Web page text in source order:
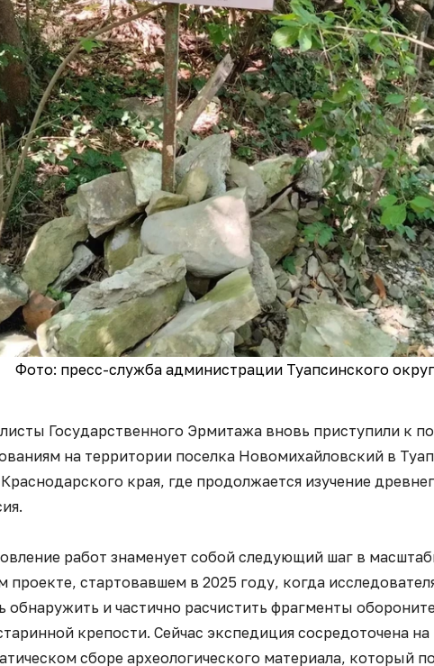
Фото: пресс-служба администрации Туапсинского
Государственного Эрмитажа вновь приступили к
на территории поселка Новомихайловский в
края, где продолжается изучение
работ знаменует собой следующий шаг в
проекте, стартовавшем в 2025 году, когда
обнаружить и частично расчистить фрагменты
крепости. Сейчас экспедиция сосредоточена на
сборе археологического материала, который